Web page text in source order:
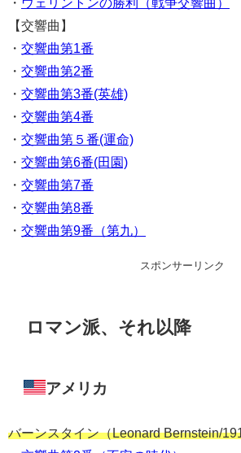
・ ウェリントンの勝利（戦争交響曲）
【交響曲】
・ 交響曲第1番
・ 交響曲第2番
・ 交響曲第3番(英雄)
・ 交響曲第4番
・ 交響曲第５番(運命)
・ 交響曲第6番(田園)
・ 交響曲第7番
・ 交響曲第8番
・ 交響曲第9番（第九）
スポンサーリンク
ロマン派、それ以降
アメリカ
バーンスタイン（Leonard Bernstein/